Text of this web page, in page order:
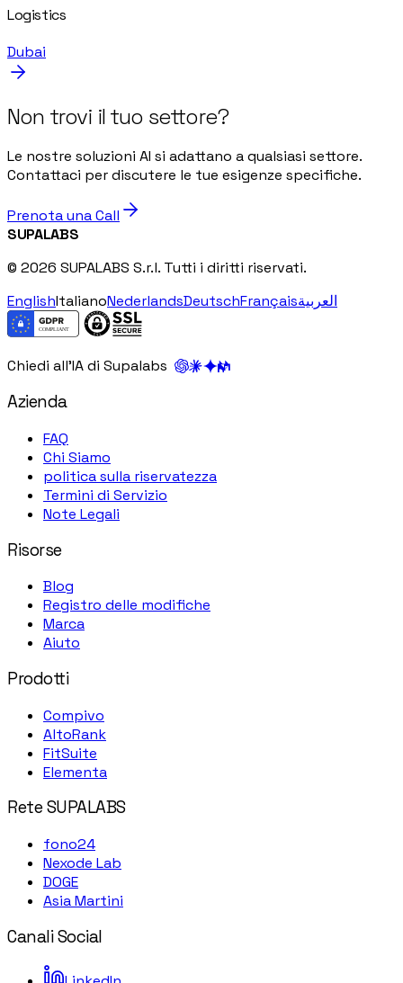
Logistics
Dubai
Non trovi il tuo settore?
Le nostre soluzioni AI si adattano a qualsiasi settore.
Contattaci per discutere le tue esigenze specifiche.
Prenota una Call
SUPALABS
© 2026 SUPALABS S.r.l. Tutti i diritti riservati.
EnglishItalianoNederlandsDeutschFrançaisالعربية
Chiedi all'IA di Supalabs
Azienda
FAQ
Chi Siamo
politica sulla riservatezza
Termini di Servizio
Note Legali
Risorse
Blog
Registro delle modifiche
Marca
Aiuto
Prodotti
Compivo
AltoRank
FitSuite
Elementa
Rete SUPALABS
fono24
Nexode Lab
DOGE
Asia Martini
Canali Social